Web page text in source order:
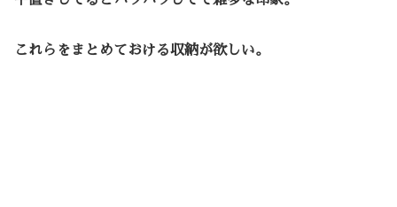
これらをまとめておける収納が欲しい。